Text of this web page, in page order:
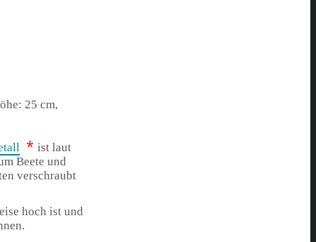
25 cm,
* ist laut
Beete und
verschraubt
hoch ist und